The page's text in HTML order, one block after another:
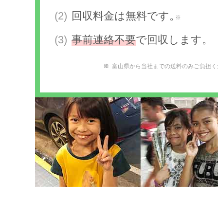
回収料金は無料です。
※
事前連絡不要で回収します。
富山県から当社までの送料のみご負担